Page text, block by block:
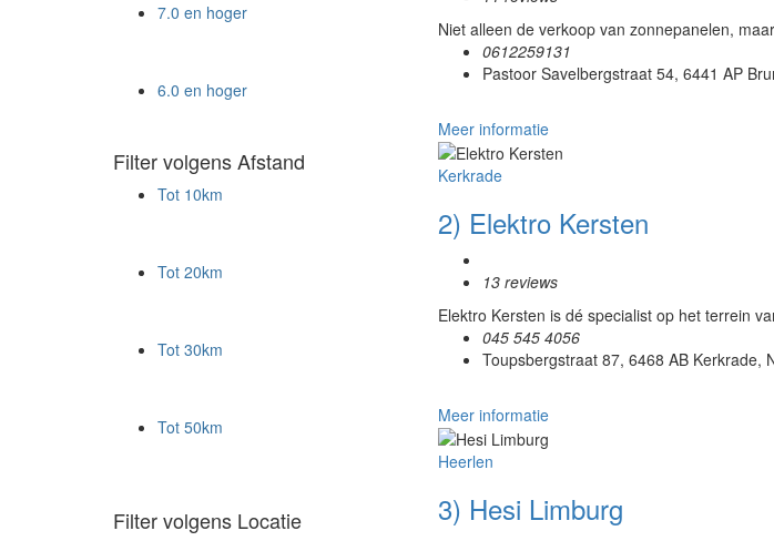
Niet alleen de verkoop van zonnepanelen,
0612259131
Pastoor Savelbergstraat 54, 6441 AP
Meer informatie
Kerkrade
2) Elektro Kersten
13 reviews
Elektro Kersten is dé specialist op het terrein
045 545 4056
Toupsbergstraat 87, 6468 AB Kerkrade,
Meer informatie
Heerlen
3) Hesi Limburg
7.0 en hoger
6.0 en hoger
Filter volgens Afstand
Tot 10km
Tot 20km
Tot 30km
Tot 50km
Filter volgens Locatie